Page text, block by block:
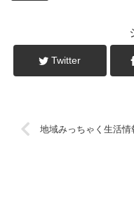
Twitter
地域みっちゃく生活